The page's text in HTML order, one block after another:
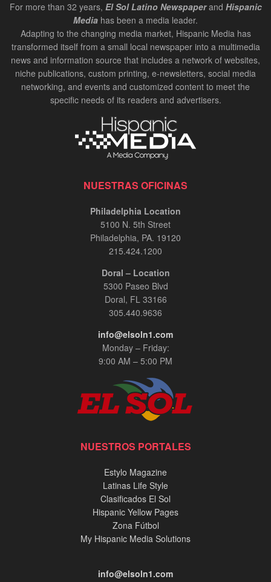
For more than 32 years, El Sol Latino Newspaperand Hispanic
Media has been a media leader.
Adapting to the changing media market, Hispanic Media has
transformed itself from a small local newspaper into a multimedia
news and information source that includes a network of websites,
niche publications, custom printing, e-newsletters, social media
networking, and events and customized content to meet the
specific needs of its readers and advertisers.
NUESTRAS OFICINAS
Philadelphia Location
5100 N. 5th Street
Philadelphia, PA. 19120
215.424.1200
Doral – Location
5300 Paseo Blvd
Doral, FL 33166
305.440.9636
info@elsoln1.com
Monday – Friday:
9:00 AM – 5:00 PM
NUESTROS PORTALES
Estylo Magazine
Latinas Life Style
Clasificados El Sol
Hispanic Yellow Pages
Zona Fútbol
My Hispanic Media Solutions
info@elsoln1.com